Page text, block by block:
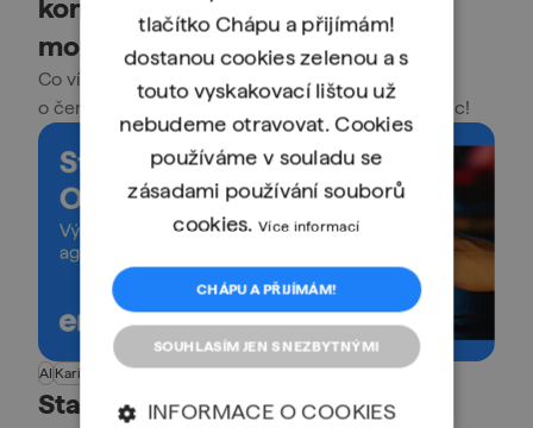
kontextu a přehled všeho, co o
modelu víme
Co víme o očekávaném modelu 3.5,
o čem se spekuluje a co se děje kolem něj? Čti víc!
AI Kariéra NovinkyProgramování
Stack Overflow: Nasazení AI
tlačítko Chápu a přijímám!
dostanou cookies zelenou a s
touto vyskakovací lištou už
nebudeme otravovat. Cookies
používáme v souladu se
zásadami používání souborů
cookies.Více informací
CHÁPU A PŘIJÍMÁM!
SOUHLASÍM JEN S NEZBYTNÝMI
INFORMACE O COOKIES